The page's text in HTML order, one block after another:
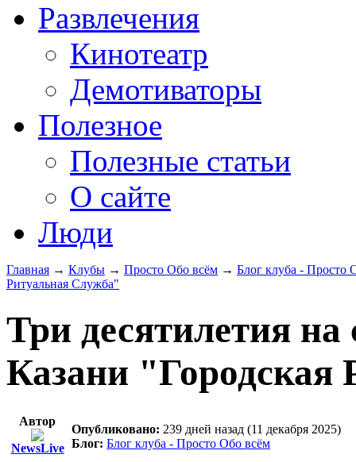
Развлечения
Кинотеатр
Демотиваторы
Полезное
Полезные статьи
О сайте
Люди
Главная → Клубы → Просто Обо всём → Блог клуба - Просто
Ритуальная Служба"
Три десятилетия
Казани "Городская
Автор
NewsLive
Опубликовано: 239 дней назад (11 декабря 2025)
Блог: Блог клуба - Просто Обо всём